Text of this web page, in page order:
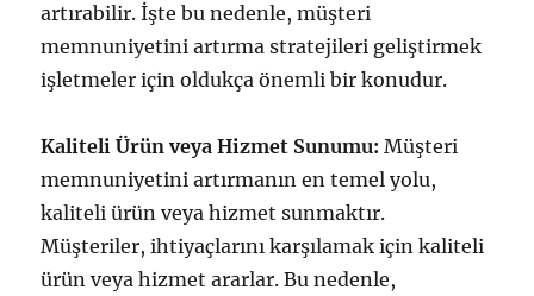
artırabilir. İşte bu nedenle, müşteri
memnuniyetini artırma stratejileri geliştirmek
işletmeler için oldukça önemli bir konudur.
Kaliteli Ürün veya Hizmet Sunumu: Müşteri
memnuniyetini artırmanın en temel yolu,
kaliteli ürün veya hizmet sunmaktır.
Müşteriler, ihtiyaçlarını karşılamak için kaliteli
ürün veya hizmet ararlar. Bu nedenle,